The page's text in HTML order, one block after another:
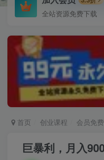
全站资源免费下载
首页 创业课程 会员免费
巨暴利，月入